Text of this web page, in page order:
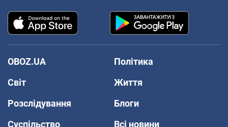
OBOZ.UA
Політика
Світ
Життя
Розслідування
Блоги
Суспільство
Всі новини